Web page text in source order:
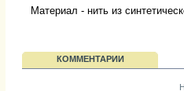
Материал - нить из
КОММЕНТАРИИ